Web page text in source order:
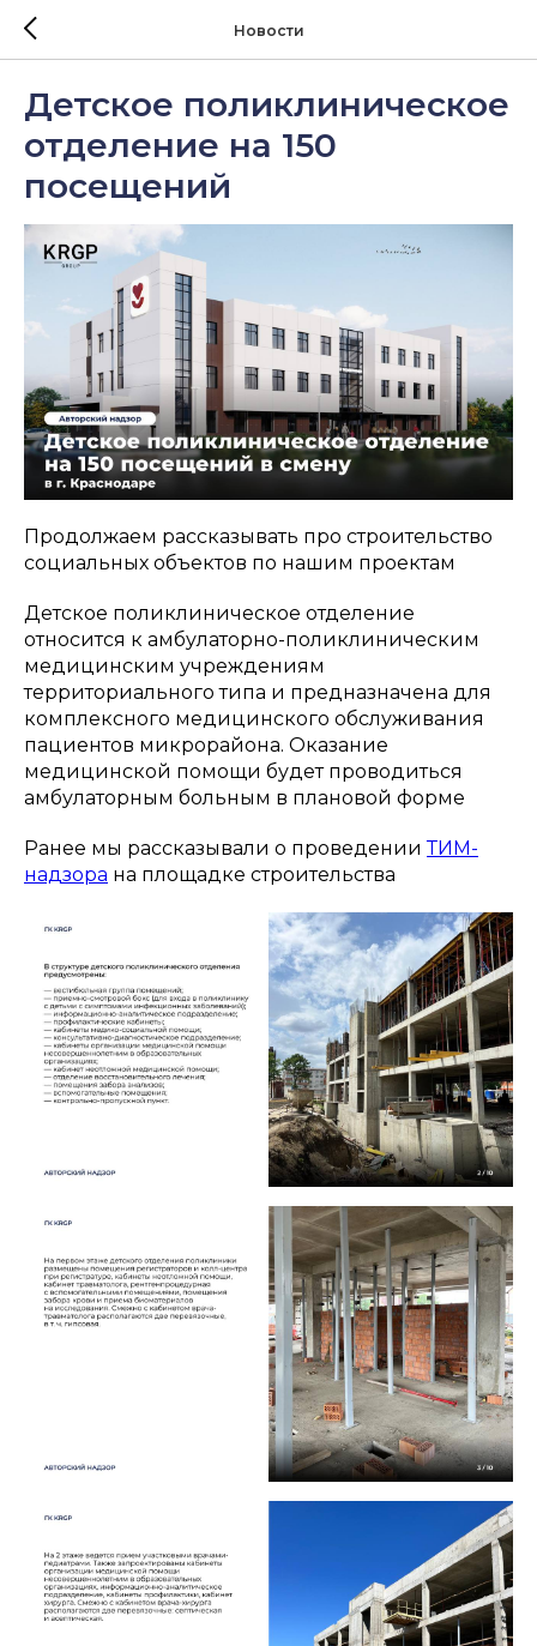
Новости
Детское поликлиническое
отделение на 150
посещений
Продолжаем рассказывать про строительство
социальных объектов по нашим проектам
Детское поликлиническое отделение
относится к амбулаторно-поликлиническим
медицинским учреждениям
территориального типа и предназначена для
комплексного медицинского обслуживания
пациентов микрорайона. Оказание
медицинской помощи будет проводиться
амбулаторным больным в плановой форме
Ранее мы рассказывали о проведенииТИМ-
надзора на площадке строительства